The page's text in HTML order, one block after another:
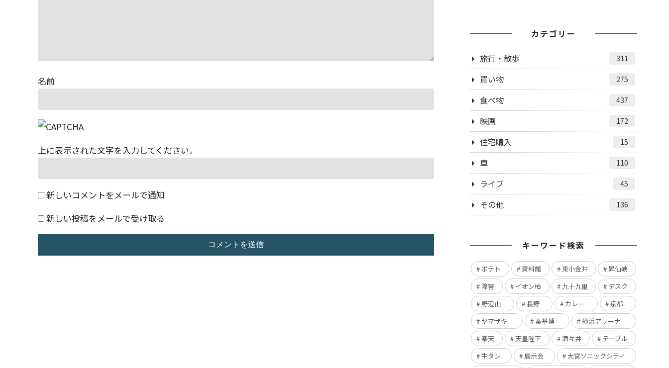
名前
上に表示された文字を入力してください。
新しいコメントをメールで通知
新しい投稿をメールで受け取る
カテゴリー
旅行・散歩 311
買い物 275
食べ物 437
映画 172
住宅購入 15
車 110
ライブ 45
その他 136
キーワード検索
ポテト 資料館 東小金井
昇仙峡
障害
イオン柏 九十九里
デスク
野辺山
長野 カレー
京都
ヤマザキ
秦基博
横浜アリーナ
楽天
天皇陛下 酒々井
テーブル
牛タン
展示会
大宮ソニックシティ